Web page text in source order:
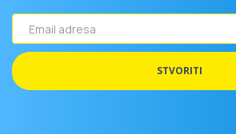
Email
adresa
STVORITI